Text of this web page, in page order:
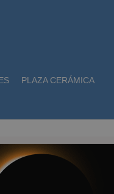
PLAZA CERÁMICA